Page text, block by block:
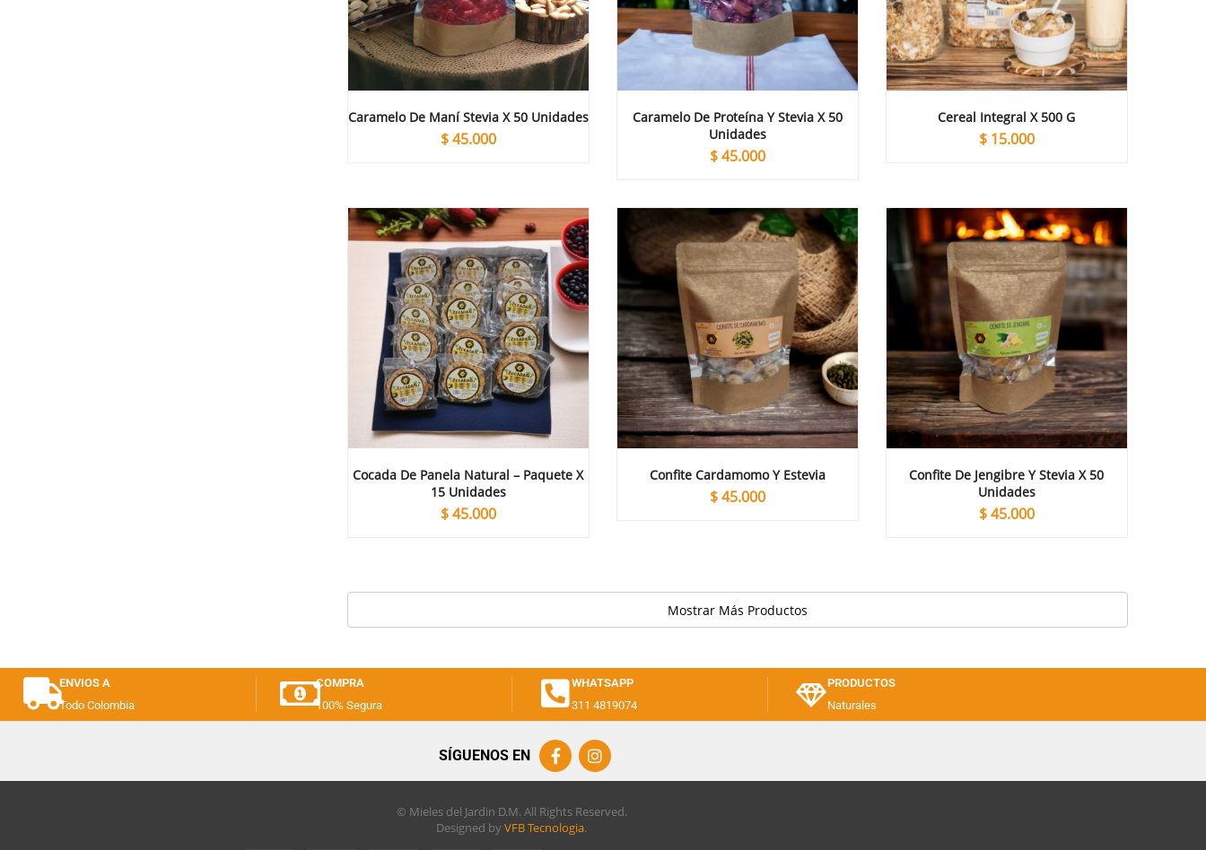
Caramelo De Maní Stevia X 50 Unidades
$45.000
Caramelo De Proteína Y Stevia X 50
Unidades
$45.000
Cereal Integral X 500 G
$15.000
Cocada De Panela Natural – Paquete X
15 Unidades
$45.000
Confite Cardamomo Y Estevia
$45.000
Confite De Jengibre Y Stevia X 50
Unidades
$45.000
ENVIOS A
Todo Colombia
COMPRA
100% Segura
WHATSAPP
311 4819074
PRODUCTOS
Naturales
SÍGUENOS EN
© Mieles del Jardin D.M. All Rights Reserved.
Designed by VFB Tecnologia.